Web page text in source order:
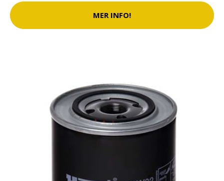
MER INFO!